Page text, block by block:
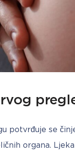
potvrđuje se
organa.